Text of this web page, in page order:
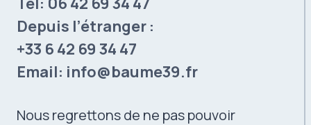
Depuis l’étranger :
+33 6 42 69 34 47
Email: info@baume39.fr
Nous regrettons de ne pas pouvoir